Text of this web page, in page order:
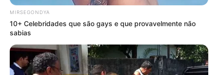
MIRSEGONDYA
10+ Celebridades que são gays e que provavelmente não
sabias